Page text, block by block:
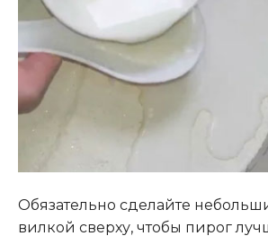
Обязательно сделайте
вилкой сверху, чтобы пирог